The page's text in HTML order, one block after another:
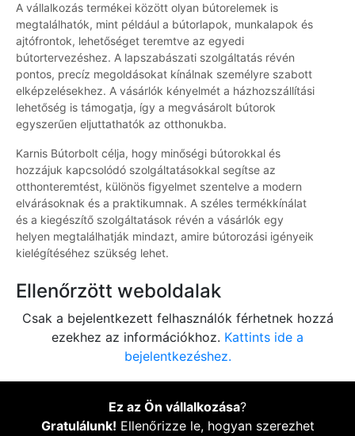
A vállalkozás termékei között olyan bútorelemek is
megtalálhatók, mint például a bútorlapok, munkalapok és
ajtófrontok, lehetőséget teremtve az egyedi
bútortervezéshez. A lapszabászati szolgáltatás révén
pontos, precíz megoldásokat kínálnak személyre szabott
elképzelésekhez. A vásárlók kényelmét a házhozszállítási
lehetőség is támogatja, így a megvásárolt bútorok
egyszerűen eljuttathatók az otthonukba.
Karnis Bútorbolt célja, hogy minőségi bútorokkal és
hozzájuk kapcsolódó szolgáltatásokkal segítse az
otthonteremtést, különös figyelmet szentelve a modern
elvárásoknak és a praktikumnak. A széles termékkínálat
és a kiegészítő szolgáltatások révén a vásárlók egy
helyen megtalálhatják mindazt, amire bútorozási igényeik
kielégítéséhez szükség lehet.
Ellenőrzött weboldalak
Csak a bejelentkezett felhasználók férhetnek hozzá
ezekhez az információkhoz. Kattints ide a
bejelentkezéshez.
Ez az Ön vállalkozása?
Gratulálunk! Ellenőrizze le, hogyan szerezhet